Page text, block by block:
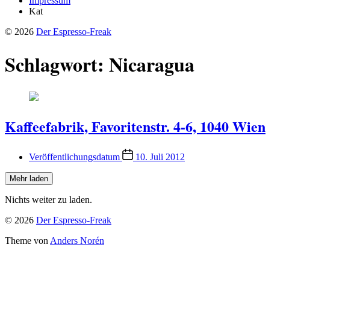
Kat
© 2026 Der Espresso-Freak
Schlagwort: Nicaragua
Kaffeefabrik, Favoritenstr. 4-6, 1040 Wien
Veröffentlichungsdatum 10. Juli 2012
Mehr laden
Nichts weiter zu laden.
© 2026 Der Espresso-Freak
Theme von Anders Norén